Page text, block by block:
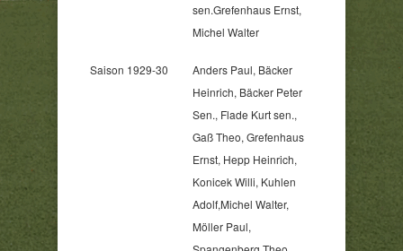
sen.Grefenhaus Ernst,
Michel Walter
Saison 1929-30
Anders Paul, Bäcker
Heinrich, Bäcker Peter
Sen., Flade Kurt sen.,
Gaß Theo, Grefenhaus
Ernst, Hepp Heinrich,
Konicek Willi, Kuhlen
Adolf,Michel Walter,
Möller Paul,